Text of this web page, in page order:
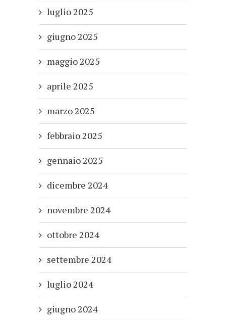
luglio 2025
giugno 2025
maggio 2025
aprile 2025
marzo 2025
febbraio 2025
gennaio 2025
dicembre 2024
novembre 2024
ottobre 2024
settembre 2024
luglio 2024
giugno 2024